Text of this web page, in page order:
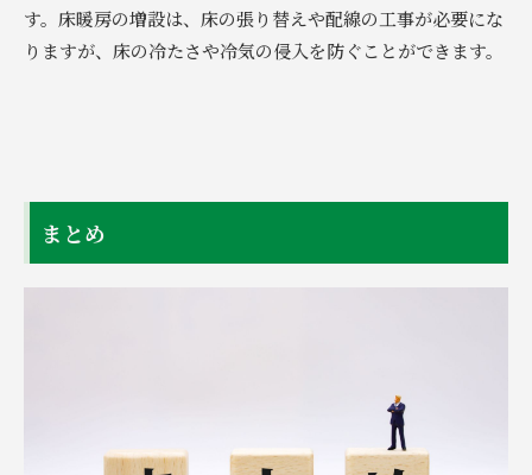
す。床暖房の増設は、床の張り替えや配線の工事が必要にな
りますが、床の冷たさや冷気の侵入を防ぐことができます。
まとめ